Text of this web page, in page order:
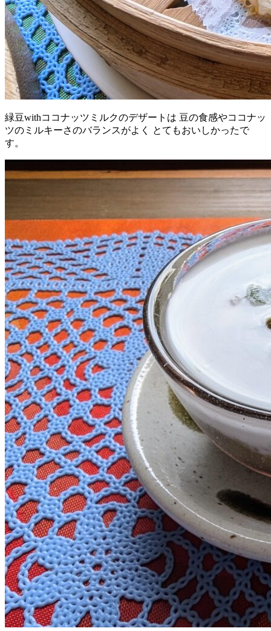
緑豆withココナッツミルクのデザートは 豆の食感やココナッ
ツのミルキーさのバランスがよく とてもおいしかったで
す。